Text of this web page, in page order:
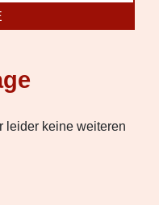
leider keine weiteren